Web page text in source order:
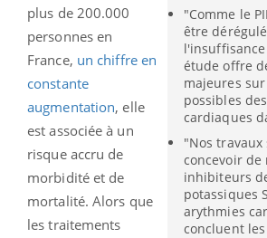
"Comme le
être
étude offre
majeures
possibles
cardiaques
"Nos
concevoir de
inhibiteurs
potassiques
arythmies
concluent
plus de 200.000
personnes en
France, un chiffre en
constante
augmentation, elle
est associée à un
risque accru de
morbidité et de
mortalité. Alors que
les traitements